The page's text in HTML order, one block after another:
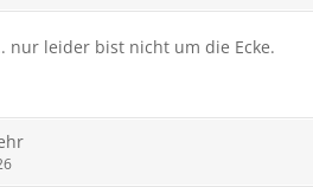
nur leider bist nicht um die Ecke.